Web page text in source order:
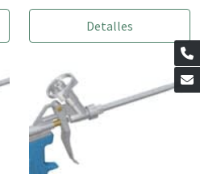
Detalles